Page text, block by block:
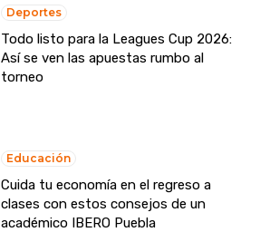
Deportes
Todo listo para la Leagues Cup 2026:
Así se ven las apuestas rumbo al
torneo
Educación
Cuida tu economía en el regreso a
clases con estos consejos de un
académico IBERO Puebla